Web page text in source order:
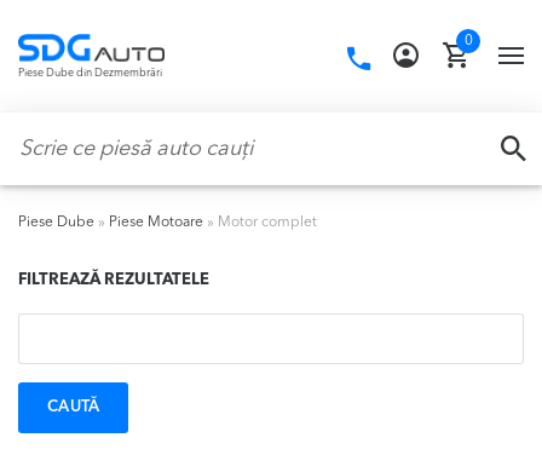
navigation
content
Piese Dube din Dezmembrări
Call
0
Piese Dube » Piese Motoare » Motor complet
FILTREAZĂ REZULTATELE